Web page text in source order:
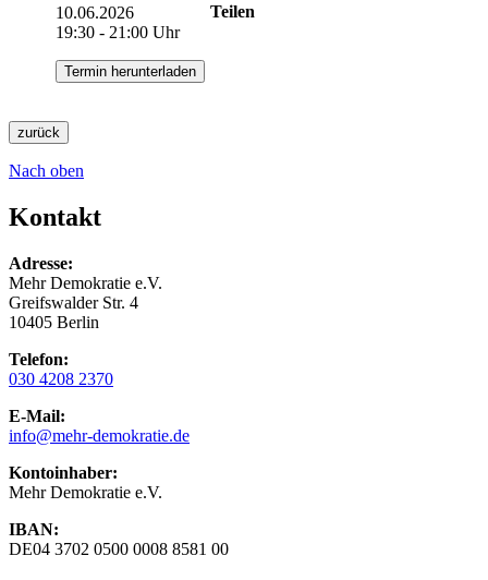
10.06.2026
19:30 - 21:00 Uhr
Termin herunterladen
Teilen
zurück
Nach oben
Kontakt
Adresse:
Mehr Demokratie e.V.
Greifswalder Str. 4
10405 Berlin
Telefon:
030 4208 2370
E-Mail:
info@mehr-demokratie.de
Kontoinhaber:
Mehr Demokratie e.V.
IBAN:
DE04 3702 0500 0008 8581 00